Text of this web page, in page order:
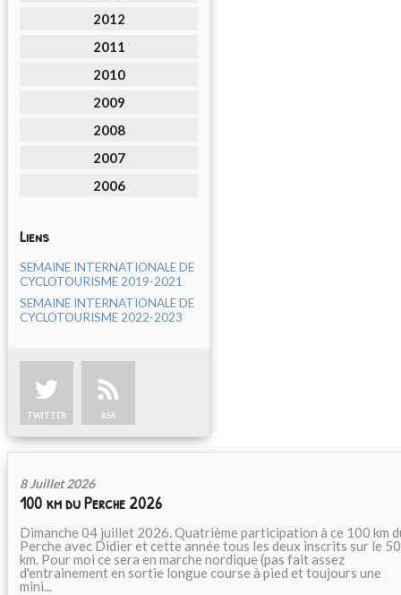
2012
2011
2010
2009
2008
2007
2006
Liens
SEMAINE INTERNATIONALE DE
CYCLOTOURISME 2019-2021
SEMAINE INTERNATIONALE DE
CYCLOTOURISME 2022-2023
TWITTER RSS
8 Juillet 2026
100 km du Perche 2026
Dimanche 04 juillet 2026. Quatrième participation à ce 100 km
Perche avec Didier et cette année tous les deux inscrits sur le 50
km. Pour moi ce sera en marche nordique (pas fait assez
d'entrainement en sortie longue course à pied et toujours une
mini...